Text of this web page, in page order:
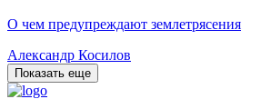
О чем предупреждают землетрясения
Александр Косилов
Показать еще